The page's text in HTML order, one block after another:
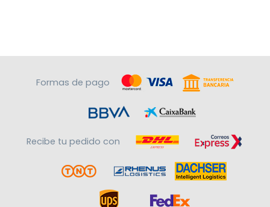
Formas de pago
Recibe tu pedido con